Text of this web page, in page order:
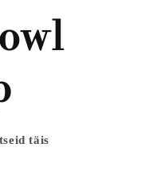
täis